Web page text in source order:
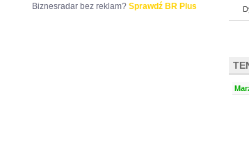
Biznesradar bez reklam? Sprawdź BR Plus